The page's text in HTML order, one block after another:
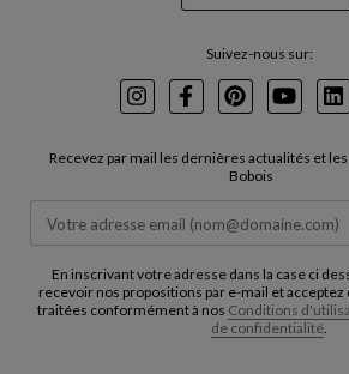
Suivez-nous sur:
InstagramFacebookPinterest
Recevez par mail les dernières actualités et
Bobois
En inscrivant votre adresse dans la case ci
recevoir nos propositions par e-mail et
traitées conformément à nos Conditions
de confidentialité.